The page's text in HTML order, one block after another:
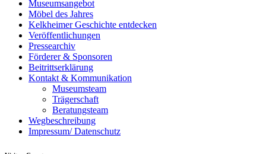
Museumsangebot
Möbel des Jahres
Kelkheimer Geschichte entdecken
Veröffentlichungen
Pressearchiv
Förderer & Sponsoren
Beitrittserklärung
Kontakt & Kommunikation
Museumsteam
Trägerschaft
Beratungsteam
Wegbeschreibung
Impressum/ Datenschutz